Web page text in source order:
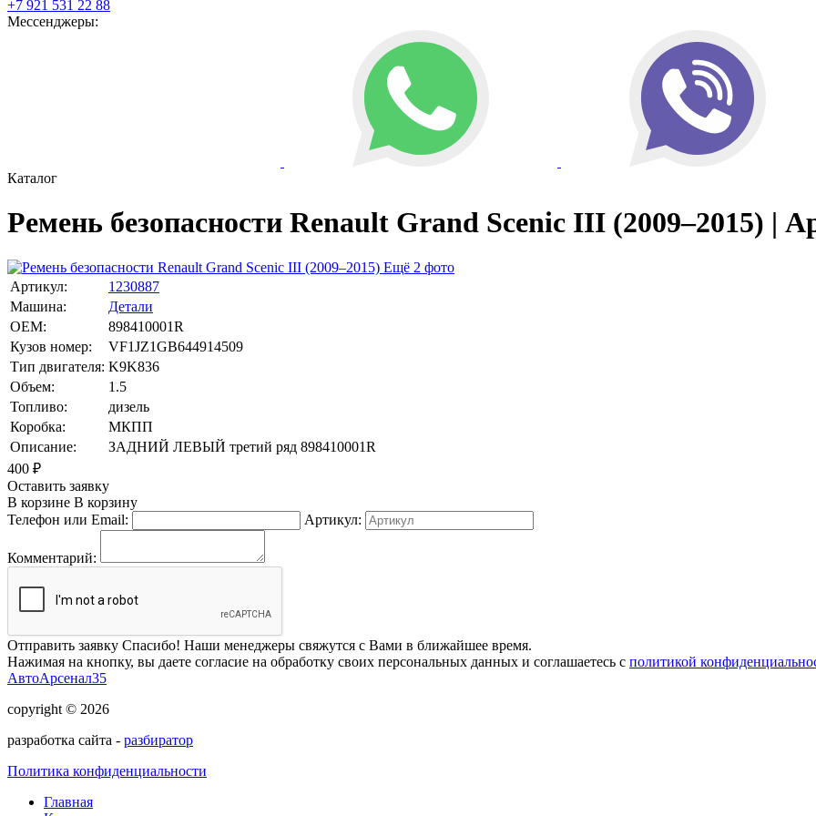
+7 921 531 22 88
Мессенджеры:
Каталог
Ремень безопасности Renault Grand Scenic III (2009–2015) |
Ещё 2 фото
Артикул:
1230887
Машина:
Детали
OEM:
898410001R
Кузов номер:
VF1JZ1GB644914509
Тип двигателя: K9K836
Объем:
1.5
Топливо:
дизель
Коробка:
МКПП
Описание:
ЗАДНИЙ ЛЕВЫЙ третий ряд 898410001R
400 ₽
Оставить заявку
В корзине В корзину
Телефон или Email:
Артикул:
Комментарий:
Отправить заявку Спасибо! Наши менеджеры свяжутся с Вами в ближайшее время.
Нажимая на кнопку, вы даете согласие на обработку своих персональных данных и соглашаетесь с политикой
АвтоАрсенал35
copyright © 2026
разработка сайта - разбиратор
Политика конфиденциальности
Главная